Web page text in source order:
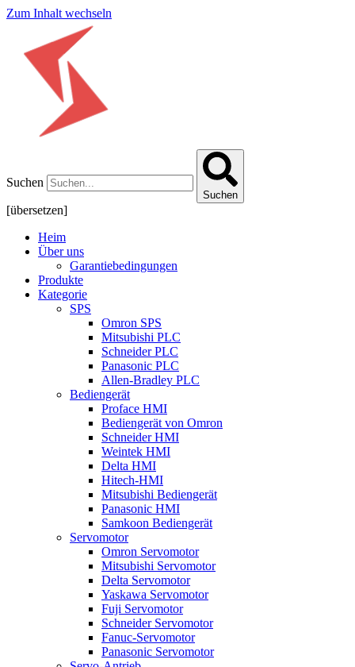
Zum Inhalt wechseln
Suchen
Suchen
[übersetzen]
Heim
Über uns
Garantiebedingungen
Produkte
Kategorie
SPS
Omron SPS
Mitsubishi PLC
Schneider PLC
Panasonic PLC
Allen-Bradley PLC
Bediengerät
Proface HMI
Bediengerät von Omron
Schneider HMI
Weintek HMI
Delta HMI
Hitech-HMI
Mitsubishi Bediengerät
Panasonic HMI
Samkoon Bediengerät
Servomotor
Omron Servomotor
Mitsubishi Servomotor
Delta Servomotor
Yaskawa Servomotor
Fuji Servomotor
Schneider Servomotor
Fanuc-Servomotor
Panasonic Servomotor